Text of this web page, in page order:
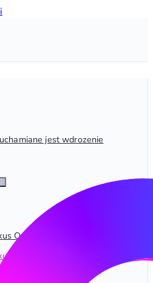
jest wdrozenie
On-Premise
Managed App